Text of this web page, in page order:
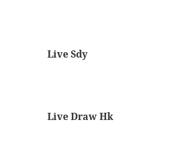
Live Sdy
Live Draw Hk